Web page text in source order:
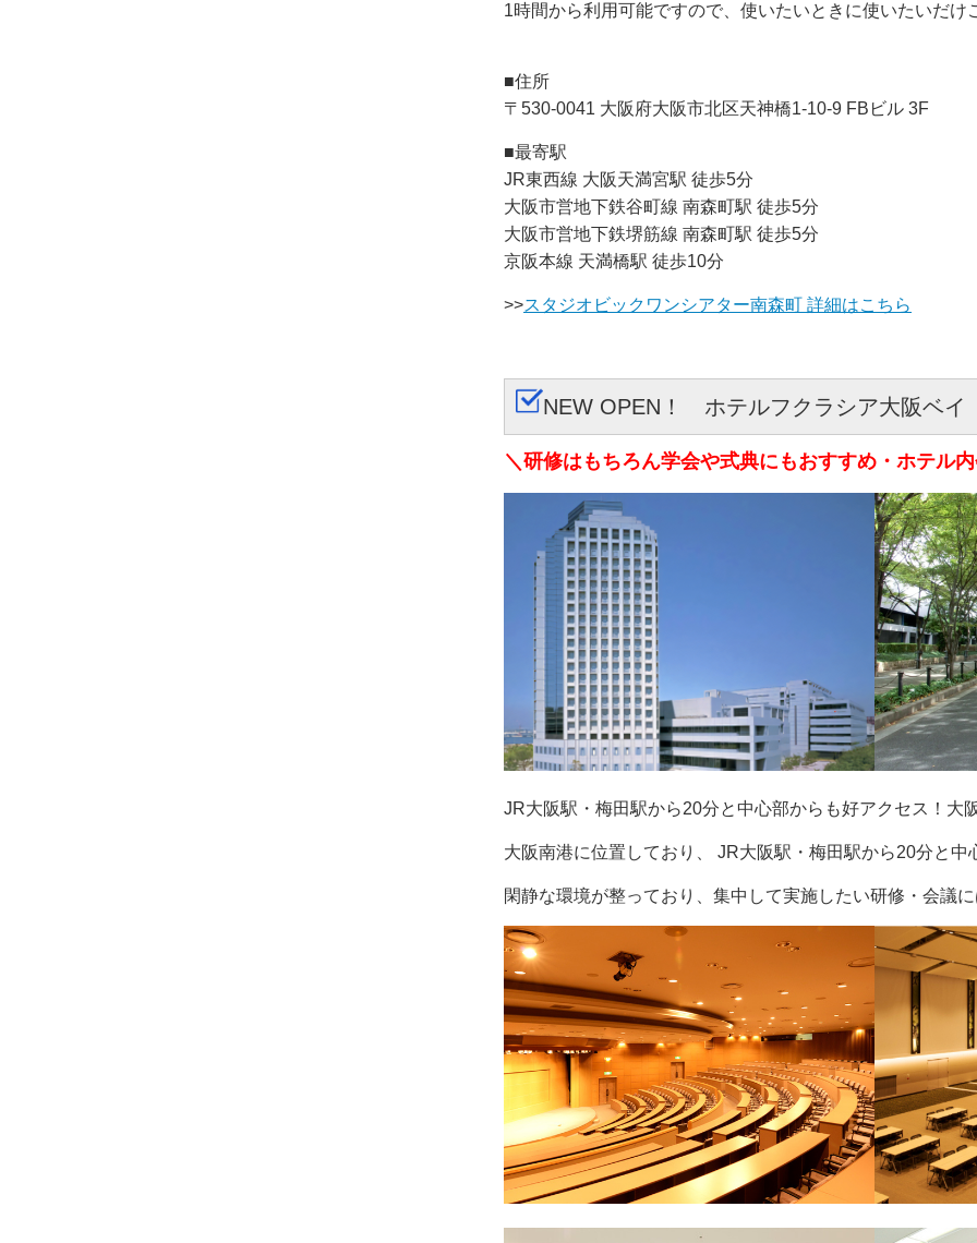
1時間から利用可能ですので、使いたいときに使いたいだけ
■住所
〒530-0041 大阪府大阪市北区天神橋1-10-9 FBビル 3F
■最寄駅
JR東西線 大阪天満宮駅 徒歩5分
大阪市営地下鉄谷町線 南森町駅 徒歩5分
大阪市営地下鉄堺筋線 南森町駅 徒歩5分
京阪本線 天満橋駅 徒歩10分
>>スタジオビックワンシアター南森町 詳細はこちら
NEW OPEN！ ホテルフクラシア大阪ベイ
＼研修はもちろん学会や式典にもおすすめ・ホテル
JR大阪駅・梅田駅から20分と中心部からも好アクセス！大
大阪南港に位置しており、 JR大阪駅・梅田駅から20分と中
閑静な環境が整っており、集中して実施したい研修・会議